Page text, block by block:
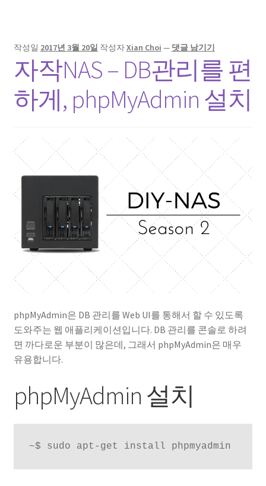
작성일 2017년 3월 20일 작성자Xian Choi — 댓글 남기기
자작NAS – DB관리를 편
하게, phpMyAdmin 설치
phpMyAdmin은 DB 관리를 Web UI를 통해서 할 수 있도록
도와주는 웹 애플리케이션입니다. DB 관리를 콘솔로 하려
면 까다로운 부분이 많은데, 그래서 phpMyAdmin은 매우
유용합니다.
phpMyAdmin 설치
~$ sudo apt-get install phpmyadmin